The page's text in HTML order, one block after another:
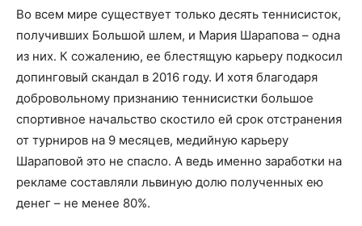
Во всем мире существует только десять теннисисток,
получивших Большой шлем, и Мария Шарапова – одна
из них. К сожалению, ее блестящую карьеру подкосил
допинговый скандал в 2016 году. И хотя благодаря
добровольному признанию теннисистки большое
спортивное начальство скостило ей срок отстранения
от турниров на 9 месяцев, медийную карьеру
Шараповой это не спасло. А ведь именно заработки на
рекламе составляли львиную долю полученных ею
денег – не менее 80%.